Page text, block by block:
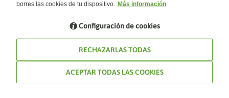
Blog de Viajes el Corte inglés
borres las cookies de tu dispositivo. Más información
Configuración de cookies
RECHAZARLAS TODAS
ACEPTAR TODAS LAS COOKIES